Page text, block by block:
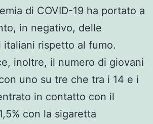
di COVID-19 ha portato a
in negativo, delle
italiani rispetto al fumo.
inoltre, il numero di giovani
uno su tre che tra i 14 e i
in contatto con il
con la sigaretta